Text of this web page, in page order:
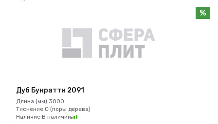
%
Дуб Бунратти 2091
Длина (мм):3000
Тиснение:C (поры дерева)
Наличие:В наличии